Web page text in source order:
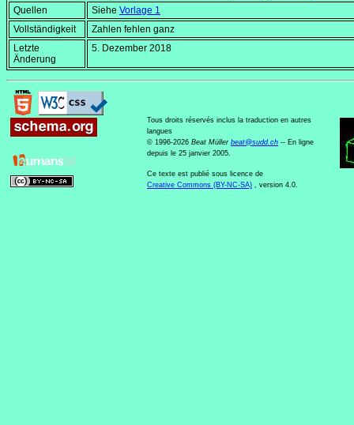
Quellen
Siehe Vorlage 1
Vollständigkeit
Zahlen fehlen ganz
Letzte
Änderung
5. Dezember 2018
Tous droits réservés inclus la traduction en autres
langues
© 1996-2026 Beat Müller beat@sudd.ch -- En ligne
depuis le 25 janvier 2005.
Ce texte est publié sous licence de
Creative Commons (BY-NC-SA) , version 4.0.